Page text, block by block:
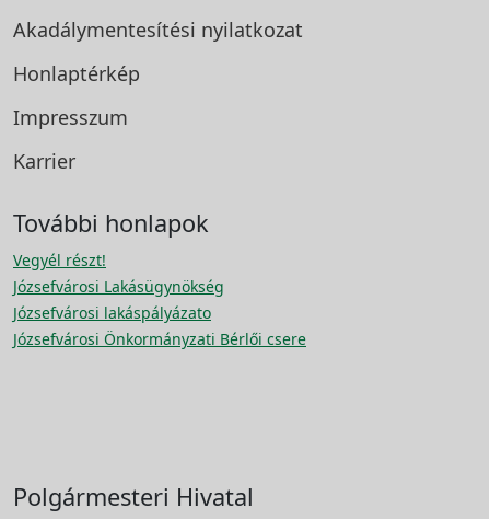
Akadálymentesítési nyilatkozat
Honlaptérkép
Impresszum
Karrier
További honlapok
Vegyél részt!
Józsefvárosi Lakásügynökség
Józsefvárosi lakáspályázato
Józsefvárosi Önkormányzati Bérlői csere
Polgármesteri Hivatal